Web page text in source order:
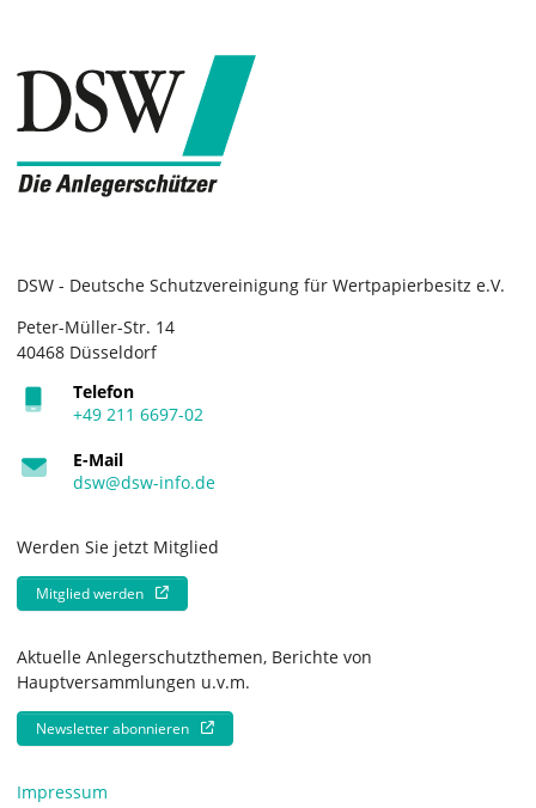
DSW - Deutsche Schutzvereinigung für Wertpapierbesitz e.V.
Peter-Müller-Str. 14
40468 Düsseldorf
Telefon
+49 211 6697-02
E-Mail
dsw@dsw-info.de
Werden Sie jetzt Mitglied
Mitglied werden
Aktuelle Anlegerschutzthemen, Berichte von
Hauptversammlungen u.v.m.
Newsletter abonnieren
Impressum